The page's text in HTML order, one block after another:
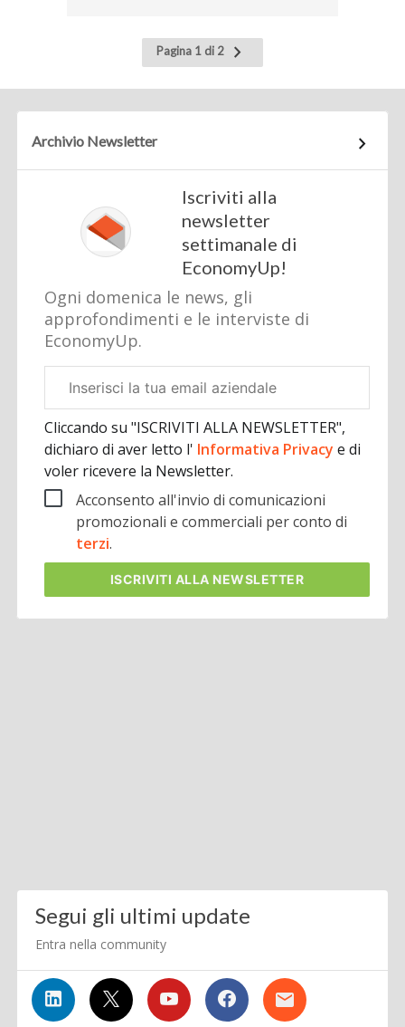
Pagina 1 di 2
Pagina
successiva
Archivio Newsletter
Iscriviti alla
newsletter
settimanale di
EconomyUp!
Ogni domenica le news, gli
approfondimenti e le interviste di
EconomyUp.
aziendale
Cliccando su "ISCRIVITI ALLA NEWSLETTER",
dichiaro di aver letto l' Informativa Privacye di
voler ricevere la Newsletter.
Acconsento all'invio di comunicazioni
promozionali e commerciali per conto di
terzi.
ISCRIVITI ALLA NEWSLETTER
Segui gli ultimi update
Entra nella community